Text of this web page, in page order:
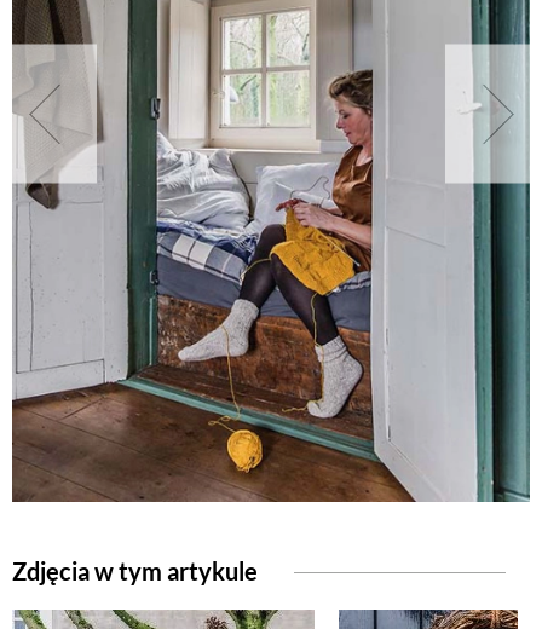
Zdjęcia w tym artykule
NATURALNIE
URODA
NATURALNA APTECZKA
DLA DOMU
EKO ŻYCIE
PRZYRODA